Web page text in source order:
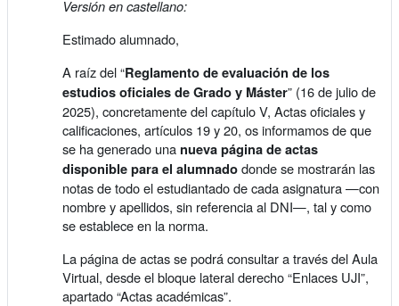
Versión en castellano:
Estimado alumnado,
A raíz del “Reglamento de evaluación de los
estudios oficiales de Grado y Máster” (16 de julio de
2025), concretamente del capítulo V, Actas oficiales y
calificaciones, artículos 19 y 20, os informamos de que
se ha generado una nueva página de actas
disponible para el alumnadodonde se mostrarán las
notas de todo el estudiantado de cada asignatura —con
nombre y apellidos, sin referencia al DNI—, tal y como
se establece en la norma.
La página de actas se podrá consultar a través del Aula
Virtual, desde el bloque lateral derecho “Enlaces UJI”,
apartado “Actas académicas”.